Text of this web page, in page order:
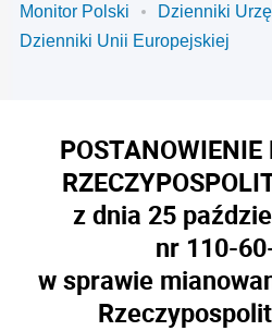
Monitor Polski
Dzienniki
Dzienniki Unii Europejskiej
POSTANOWIENIE
z dnia 25
nr 110-
w sprawie